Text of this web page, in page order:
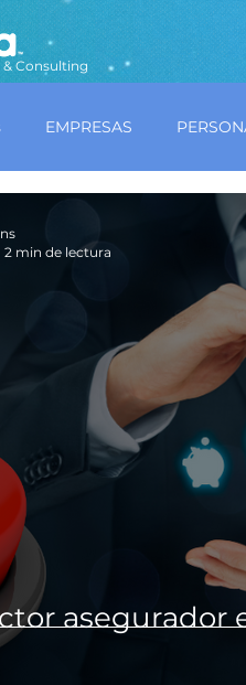
Consulting
EMPRESAS
asegurador
2 min de lectura